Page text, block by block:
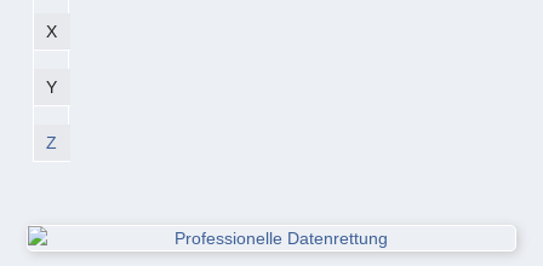
X
Y
Z